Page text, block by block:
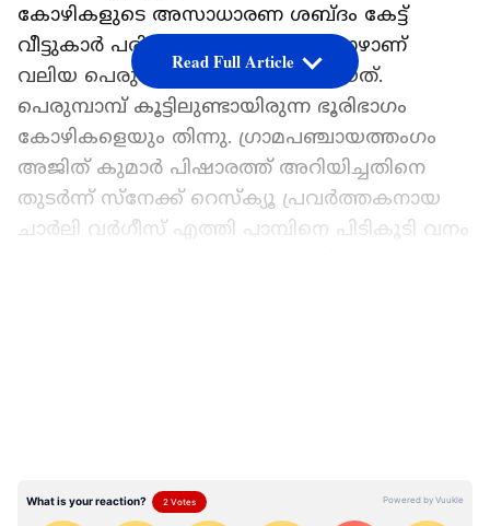
കോഴികളുടെ അസാധാരണ ശബ്ദം കേട്ട്
വീട്ടുകാർ പരിശോധന നടത്തിയപ്പോഴാണ്
വലിയ പെരുമ്പാമ്പിനെ കണ്ടെത്തിയത്.
പെരുമ്പാമ്പ് കൂട്ടിലുണ്ടായിരുന്ന ഭൂരിഭാഗം
കോഴികളെയും തിന്നു. ഗ്രാമപഞ്ചായത്തംഗം
അജിത് കുമാർ പിഷാരത്ത് അറിയിച്ചതിനെ
തുടർന്ന് സ്നേക്ക് റെസ്ക്യൂ പ്രവർത്തകനായ
ചാർലി വർഗീസ് എത്തി പാമ്പിനെ പിടികൂടി വനം
താറാവുകളെ തുറന്നുവിട്ട് തീറ്റ
Read Full Article